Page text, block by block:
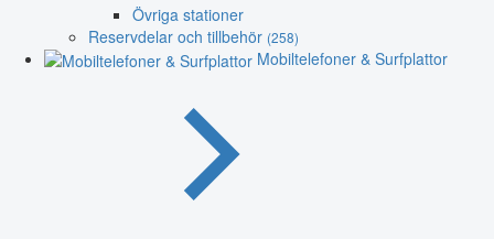
Övriga stationer
Reservdelar och tillbehör (258)
Mobiltelefoner & Surfplattor